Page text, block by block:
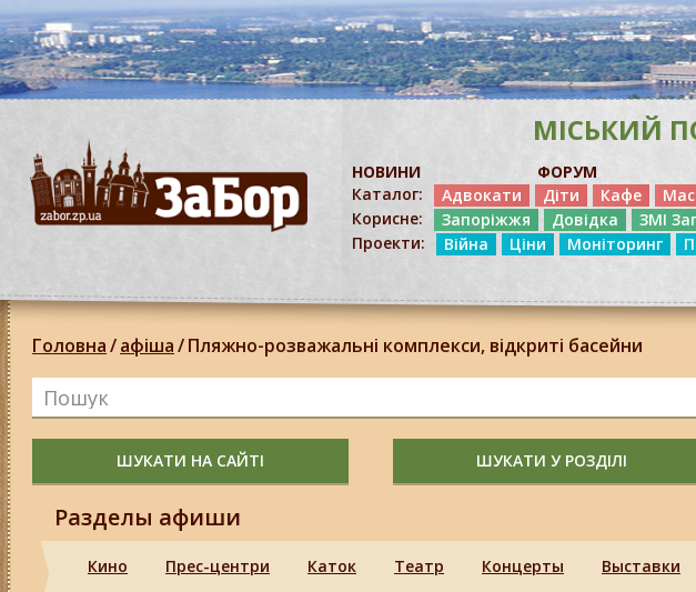
МІСЬКИЙ
НОВИНИ ФОРУМ
Каталог:
Адвокати Діти Кафе
Корисне:
Запоріжжя Довідка ЗМІ
Проекти:
Війна Ціни Моніторинг
Головна/афіша/Пляжно-розважальні комплекси, відкриті басейни
ШУКАТИ НА САЙТІ ШУКАТИ У РОЗДІЛІ
Разделы афиши
Кино Прес-центри Каток Театр Концерты Выставки